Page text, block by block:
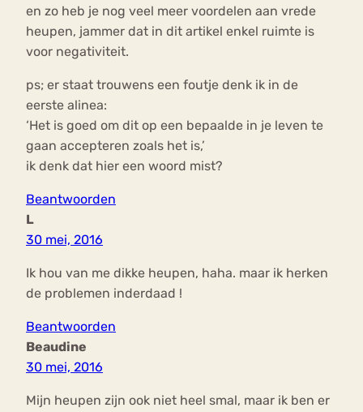
en zo heb je nog veel meer voordelen aan vrede
heupen, jammer dat in dit artikel enkel ruimte is
voor negativiteit.
ps; er staat trouwens een foutje denk ik in de
eerste alinea:
‘Het is goed om dit op een bepaalde in je leven te
gaan accepteren zoals het is,’
ik denk dat hier een woord mist?
Beantwoorden
L
30 mei, 2016
Ik hou van me dikke heupen, haha. maar ik herken
de problemen inderdaad !
Beantwoorden
Beaudine
30 mei, 2016
Mijn heupen zijn ook niet heel smal, maar ik ben er